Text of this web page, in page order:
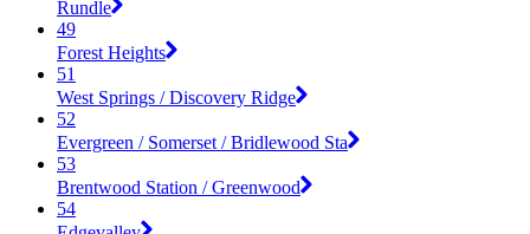
Rundle
49
Forest Heights
51
West Springs / Discovery Ridge
52
Evergreen / Somerset / Bridlewood Sta
53
Brentwood Station / Greenwood
54